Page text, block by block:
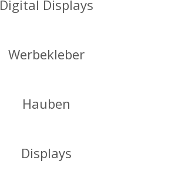
Digital Displays
Werbekleber
Hauben
Displays